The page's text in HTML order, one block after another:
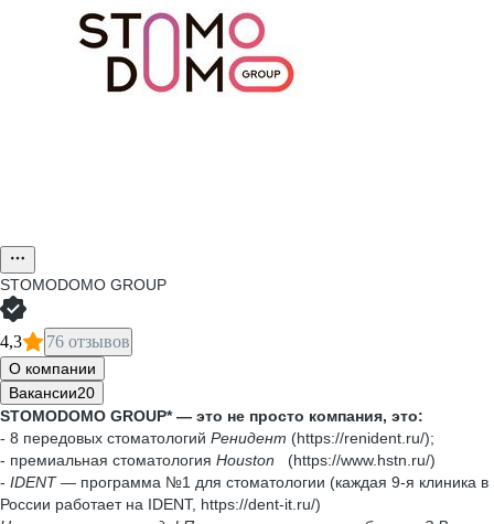
STOMODOMO GROUP
4,3 76 отзывов
О компании
Вакансии20
STOMODOMO GROUP* — это не просто компания, это:
- 8 передовых стоматологий Ренидент (https://renident.ru/);
- премиальная стоматология Houston (https://www.hstn.ru/)
- IDENT— программа №1 для стоматологии (каждая 9-я клиника в
России работает на IDENT, https://dent-it.ru/)